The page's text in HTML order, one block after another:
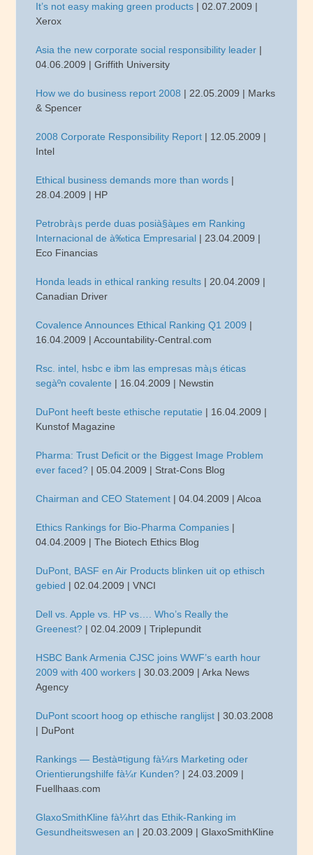
It’s not easy making green products | 02.07.2009 |
Xerox
Asia the new corporate social responsibility leader |
04.06.2009 | Griffith University
How we do business report 2008 | 22.05.2009 | Marks
& Spencer
2008 Corporate Responsibility Report | 12.05.2009 |
Intel
Ethical business demands more than words |
28.04.2009 | HP
Petrobrà¡s perde duas posià§àµes em Ranking
Internacional de à‰tica Empresarial | 23.04.2009 |
Eco Financias
Honda leads in ethical ranking results | 20.04.2009 |
Canadian Driver
Covalence Announces Ethical Ranking Q1 2009 |
16.04.2009 | Accountability-Central.com
Rsc. intel, hsbc e ibm las empresas mà¡s éticas
segàºn covalente | 16.04.2009 | Newstin
DuPont heeft beste ethische reputatie | 16.04.2009 |
Kunstof Magazine
Pharma: Trust Deficit or the Biggest Image Problem
ever faced? | 05.04.2009 | Strat-Cons Blog
Chairman and CEO Statement | 04.04.2009 | Alcoa
Ethics Rankings for Bio-Pharma Companies |
04.04.2009 | The Biotech Ethics Blog
DuPont, BASF en Air Products blinken uit op ethisch
gebied | 02.04.2009 | VNCI
Dell vs. Apple vs. HP vs…. Who’s Really the
Greenest? | 02.04.2009 | Triplepundit
HSBC Bank Armenia CJSC joins WWF’s earth hour
2009 with 400 workers | 30.03.2009 | Arka News
Agency
DuPont scoort hoog op ethische ranglijst | 30.03.2008
| DuPont
Rankings — Bestà¤tigung fà¼rs Marketing oder
Orientierungshilfe fà¼r Kunden? | 24.03.2009 |
Fuellhaas.com
GlaxoSmithKline fà¼hrt das Ethik-Ranking im
Gesundheitswesen an | 20.03.2009 | GlaxoSmithKline